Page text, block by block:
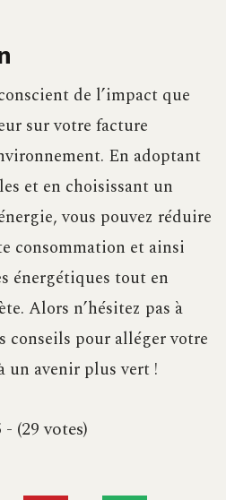
de l’impact que
sur votre facture
En adoptant
et en choisissant un
vous pouvez réduire
consommation et ainsi
énergétiques tout en
Alors n’hésitez pas à
conseils pour alléger votre
un avenir plus vert !
- (29 votes)